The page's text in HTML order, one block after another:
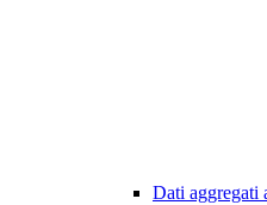
Dati aggregati